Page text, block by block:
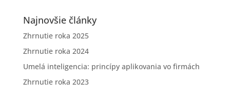
Najnovšie články
Zhrnutie roka 2025
Zhrnutie roka 2024
Umelá inteligencia: princípy aplikovania vo firmách
Zhrnutie roka 2023